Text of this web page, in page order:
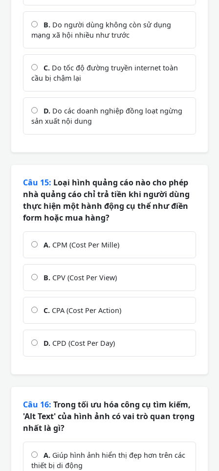
B. Do người dùng không còn sử dụng
mạng xã hội nhiều như trước
C. Do tốc độ đường truyền internet toàn
cầu bị chậm lại
D. Do các doanh nghiệp đồng loạt ngừng
sản xuất nội dung
Câu 15: Loại hình quảng cáo nào cho phép
nhà quảng cáo chỉ trả tiền khi người dùng
thực hiện một hành động cụ thể như điền
form hoặc mua hàng?
A. CPM (Cost Per Mille)
B. CPV (Cost Per View)
C. CPA (Cost Per Action)
D. CPD (Cost Per Day)
Câu 16: Trong tối ưu hóa công cụ tìm kiếm,
'Alt Text' của hình ảnh có vai trò quan trọng
nhất là gì?
A. Giúp hình ảnh hiển thị đẹp hơn trên các
thiết bị di động